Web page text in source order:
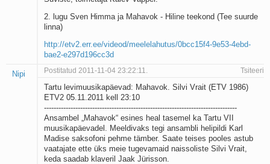
2. lugu Sven Himma ja Mahavok - Hiline teekond (Tee suurde
linna)
http://etv2.err.ee/videod/meelelahutus/0bcc15f4-9e53-4ebd-
bae2-e297d196cc3d
Nipi Postitatud 2011-11-04 23:22:11. Tsiteeri
Tartu levimuusikapäevad: Mahavok. Silvi Vrait (ETV 1986)
ETV2 05.11.2011 kell 23:10
--------------------------------------------------------------------------------
Ansambel „Mahavok“ esines heal tasemel ka Tartu VII
muusikapäevadel. Meeldivaks tegi ansambli helipildi Karl
Madise saksofoni pehme tämber. Saate teises pooles astub
vaatajate ette üks meie tugevamaid naissoliste Silvi Vrait,
keda saadab klaveril Jaak Jürisson.